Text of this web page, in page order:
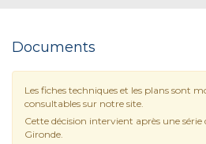
Documents
Les fiches techniques et les plans sont
consultables sur notre site.
Cette décision intervient après une série
Gironde.